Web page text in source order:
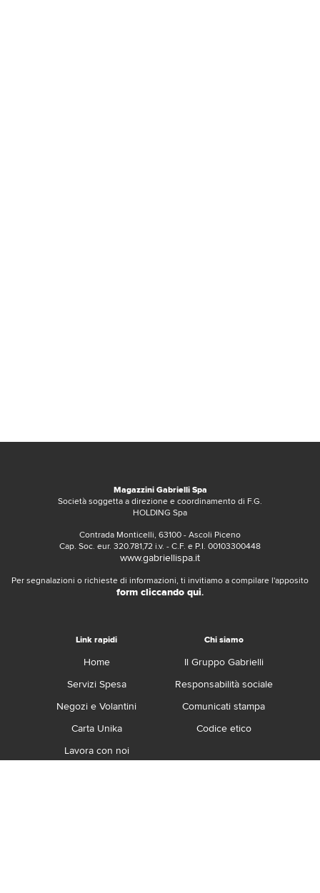
Magazzini Gabrielli Spa
Società soggetta a direzione e coordinamento di F.G.
HOLDING Spa
Contrada Monticelli, 63100 - Ascoli Piceno
Cap. Soc. eur. 320.781,72 i.v. - C.F. e P.I. 00103300448
www.gabriellispa.it
Per segnalazioni o richieste di informazioni, ti invitiamo a compilare l'apposito
form cliccando qui.
Link rapidi
Home
Servizi Spesa
Negozi e Volantini
Carta Unika
Lavora con noi
Chi siamo
Il Gruppo Gabrielli
Responsabilità sociale
Comunicati stampa
Codice etico